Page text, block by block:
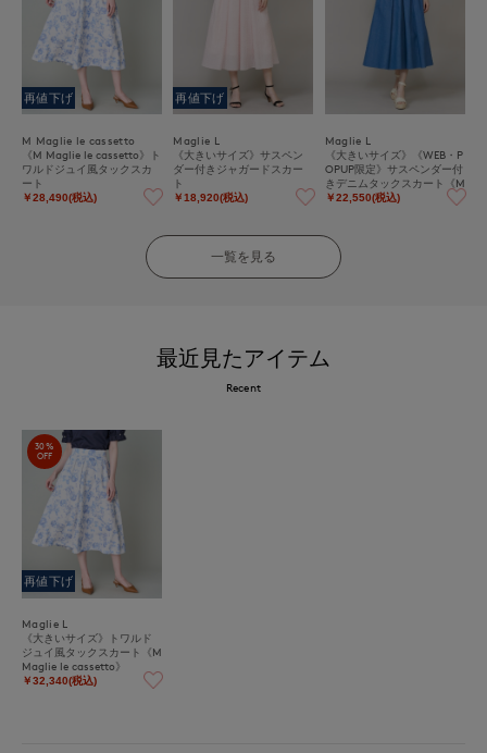
再値下げ
M Maglie le cassetto
《M Maglie le cassetto》ト
ワルドジュイ風タックスカ
ート
￥28,490(税込)
再値下げ
Maglie L
《大きいサイズ》サスペン
ダー付きジャガードスカー
ト
￥18,920(税込)
Maglie L
《大きいサイズ》《WEB・P
OPUP限定》サスペンダー付
きデニムタックスカート《M
Maglie le cassetto》
￥22,550(税込)
一覧を見る
最近見たアイテム
Recent
30%
OFF
再値下げ
Maglie L
《大きいサイズ》トワルド
ジュイ風タックスカート《M
Maglie le cassetto》
￥32,340(税込)